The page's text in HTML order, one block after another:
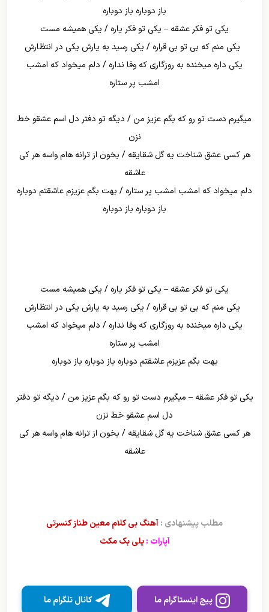
باز دوباره باز دوباره
یکی تو فکر عشقه – یکی تو فکر یاره / یکی همیشه مست
یکی منم که بی تو بی قراره / یکی رسید به یارش یکی در انتظارش
یکی داره میخنده به روزگاری که وفا نداره / دلم میخواد که امشب
امشب پر ستاره
میگیرم دست تو رو که بگم عزیز من / دیگه تو دفتر دل اسم عشقو خط
نزن
هر کسی عشق شناخت یه گل شقایقه / بخون از ترانه هام واسه هر کی
عاشقه
دلم میخواد که امشب امشب پر ستاره / بهت بگم عزیزم عاشقتم دوباره
باز دوباره باز دوباره
یکی تو فکر عشقه – یکی تو فکر یاره / یکی همیشه مست
یکی منم که بی تو بی قراره / یکی رسید به یارش یکی در انتظارش
یکی داره میخنده به روزگاری که وفا نداره / دلم میخواد که امشب
امشب پر ستاره
بهت بگم عزیزم عاشقتم دوباره باز دوباره باز دوباره
یکی تو فکر عشقه – میگیرم دست تو رو که بگم عزیز من / دیگه تو دفتر
دل اسم عشقو خط نزن
هر کسی عشق شناخت یه گل شقایقه / بخون از ترانه هام واسه هر کی
عاشقه
مطلب پیشنهادی :آهنگ بی کلام معین طناز کنسرتی
آپارات :پلی بک مکث
پیج اینستاگرام ما کانال تلگرام ما